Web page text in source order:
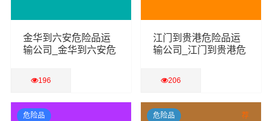
金华到六安危险品运
输公司_金华到六安危
196
查看详细
江门到贵港危险品运
输公司_江门到贵港危
206
查看详细
危险品 危险品 荐